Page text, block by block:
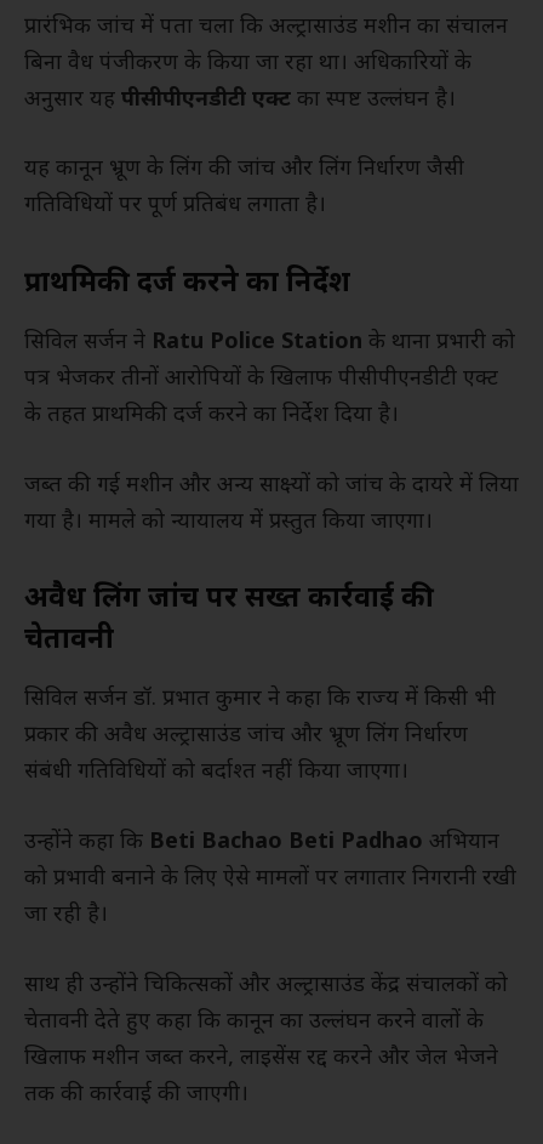
प्रारंभिक जांच में पता चला कि अल्ट्रासाउंड मशीन का संचालन
बिना वैध पंजीकरण के किया जा रहा था। अधिकारियों के
अनुसार यह पीसीपीएनडीटी एक्ट का स्पष्ट उल्लंघन है।
यह कानून भ्रूण के लिंग की जांच और लिंग निर्धारण जैसी
गतिविधियों पर पूर्ण प्रतिबंध लगाता है।
प्राथमिकी दर्ज करने का निर्देश
सिविल सर्जन ने Ratu Police Station के थाना प्रभारी को
पत्र भेजकर तीनों आरोपियों के खिलाफ पीसीपीएनडीटी एक्ट
के तहत प्राथमिकी दर्ज करने का निर्देश दिया है।
जब्त की गई मशीन और अन्य साक्ष्यों को जांच के दायरे में लिया
गया है। मामले को न्यायालय में प्रस्तुत किया जाएगा।
अवैध लिंग जांच पर सख्त कार्रवाई की
चेतावनी
सिविल सर्जन डॉ. प्रभात कुमार ने कहा कि राज्य में किसी भी
प्रकार की अवैध अल्ट्रासाउंड जांच और भ्रूण लिंग निर्धारण
संबंधी गतिविधियों को बर्दाश्त नहीं किया जाएगा।
उन्होंने कहा कि Beti Bachao Beti Padhao अभियान
को प्रभावी बनाने के लिए ऐसे मामलों पर लगातार निगरानी रखी
जा रही है।
साथ ही उन्होंने चिकित्सकों और अल्ट्रासाउंड केंद्र संचालकों को
चेतावनी देते हुए कहा कि कानून का उल्लंघन करने वालों के
खिलाफ मशीन जब्त करने, लाइसेंस रद्द करने और जेल भेजने
तक की कार्रवाई की जाएगी।